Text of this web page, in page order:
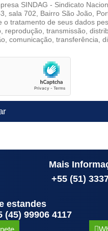
SINDAG - Sindicato
sala 702, Bairro São João,
tratamento de seus dados
transmissão,
comunicação, transferência,
Mais
+55 (51)
estandes
(45) 99906 4117